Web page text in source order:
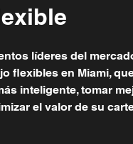
líderes del
flexibles en Miami,
inteligente, tomar
el valor de su